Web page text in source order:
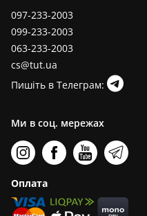
097-233-2003
099-233-2003
063-233-2003
cs@tut.ua
Пишіть в Телеграм:
Ми в соц. мережах
Оплата